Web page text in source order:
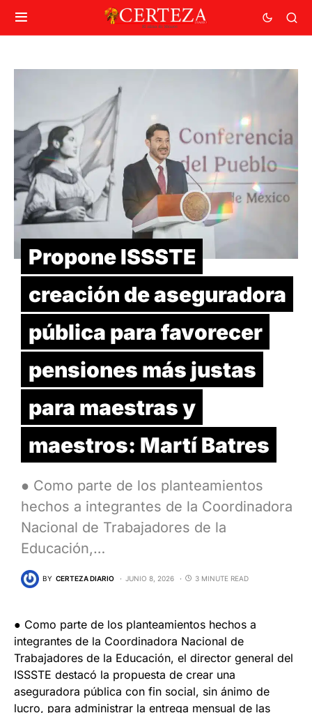
Propone ISSSTE
creación de aseguradora
pública para favorecer
pensiones más justas
para maestras y
maestros: Martí Batres
● Como parte de los planteamientos
hechos a integrantes de la Coordinadora
Nacional de Trabajadores de la
Educación,…
BY CERTEZA DIARIO JUNIO 8, 2026 3 MINUTE READ
● Como parte de los planteamientos hechos a
integrantes de la Coordinadora Nacional de
Trabajadores de la Educación, el director general del
ISSSTE destacó la propuesta de crear una
aseguradora pública con fin social, sin ánimo de
lucro, para administrar la entrega mensual de las